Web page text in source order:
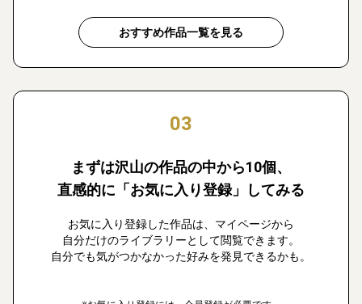
おすすめ作品一覧を見る
03
まずは沢山の作品の中から10個、
直感的に「お気に入り登録」してみる
お気に入り登録した作品は、マイページから
自分だけのライブラリーとして閲覧できます。
自分でも気がつかなかった好みを発見できるかも。